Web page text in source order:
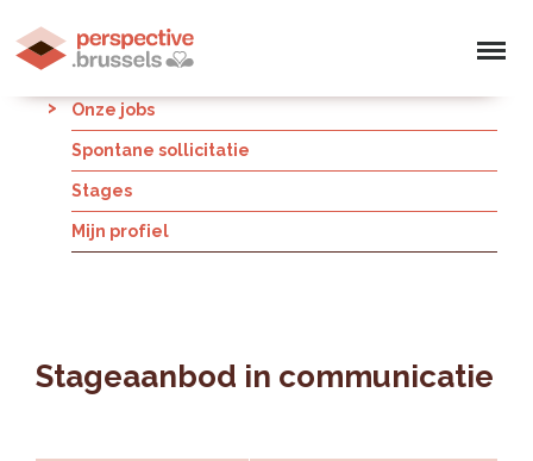
Onze jobs
Spontane sollicitatie
Stages
Mijn profiel
Stageaanbod in communicatie